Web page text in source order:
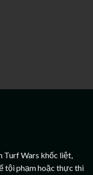
Turf Wars khốc liệt,
tội phạm hoặc thực thi